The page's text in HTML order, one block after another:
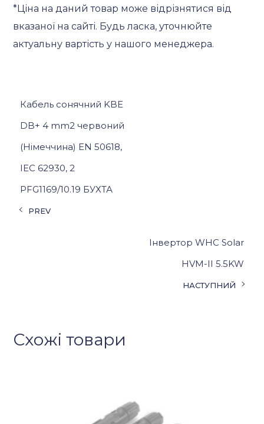
*Ціна на даний товар може відрізнятися від
вказаної на сайті. Будь ласка, уточнюйте
актуальну вартість у нашого менеджера.
Кабель сонячний KBE
DB+ 4 mm2 червоний
(Німеччина) EN 50618,
IEC 62930, 2
PFG1169/10.19 БУХТА
PREV
Інвертор WHC Solar
HVM-II 5.5KW
НАСТУПНИЙ
Схожі товари